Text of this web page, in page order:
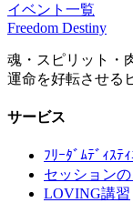
イベント一覧
Freedom Destiny
魂・スピリット・
運命を好転させる
サービス
ﾌﾘｰﾀﾞﾑﾃﾞｨｽﾃ
セッション
LOVING講習